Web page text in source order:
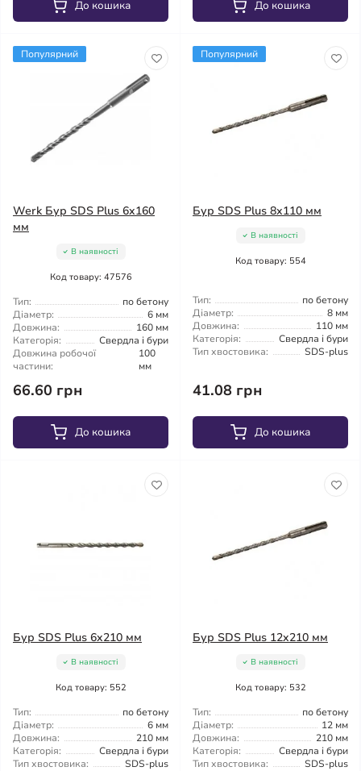
До кошика До кошика
Популярний
Werk Бур SDS Plus 6x160
мм
В наявності
Код товару: 47576
Тип:
по бетону
Діаметр:
6 мм
Довжина:
160 мм
Категорія:
Свердла і бури
Довжина робочої
частини:
100
мм
66.60 грн
До кошика
Популярний
Бур SDS Plus 8x110 мм
В наявності
Код товару: 554
Тип:
по бетону
Діаметр:
8 мм
Довжина:
110 мм
Категорія:
Свердла і бури
Тип хвостовика:
SDS-plus
41.08 грн
До кошика
Бур SDS Plus 6x210 мм
В наявності
Код товару: 552
Тип:
по бетону
Діаметр:
6 мм
Довжина:
210 мм
Категорія:
Свердла і бури
Тип хвостовика:
SDS-plus
Бур SDS Plus 12x210 мм
В наявності
Код товару: 532
Тип:
по бетону
Діаметр:
12 мм
Довжина:
210 мм
Категорія:
Свердла і бури
Тип хвостовика:
SDS-plus